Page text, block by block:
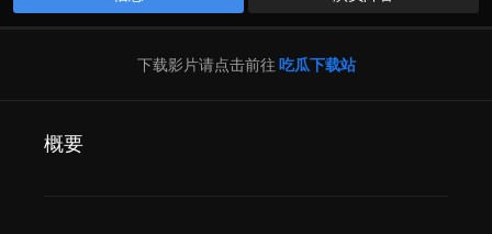
下载影片请点击前往 吃瓜下载站
概要